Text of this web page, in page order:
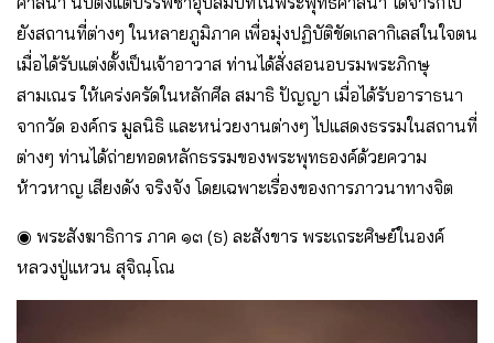
ยังสถานที่ต่างๆ ในหลายภูมิภาค เพื่อมุ่งปฏิบัติขัดเกลากิเลสในใจตน
เมื่อได้รับแต่งตั้งเป็นเจ้าอาวาส ท่านได้สั่งสอนอบรมพระภิกษุ
สามเณร ให้เคร่งครัดในหลักศีล สมาธิ ปัญญา เมื่อได้รับอาราธนา
จากวัด องค์กร มูลนิธิ และหน่วยงานต่างๆ ไปแสดงธรรมในสถานที่
ต่างๆ ท่านได้ถ่ายทอดหลักธรรมของพระพุทธองค์ด้วยความ
ห้าวหาญ เสียงดัง จริงจัง โดยเฉพาะเรื่องของการภาวนาทางจิต
◉ พระสังฆาธิการ ภาค ๑๓ (ธ) ละสังขาร พระเถระศิษย์ในองค์
หลวงปู่แหวน สุจิณฺโณ